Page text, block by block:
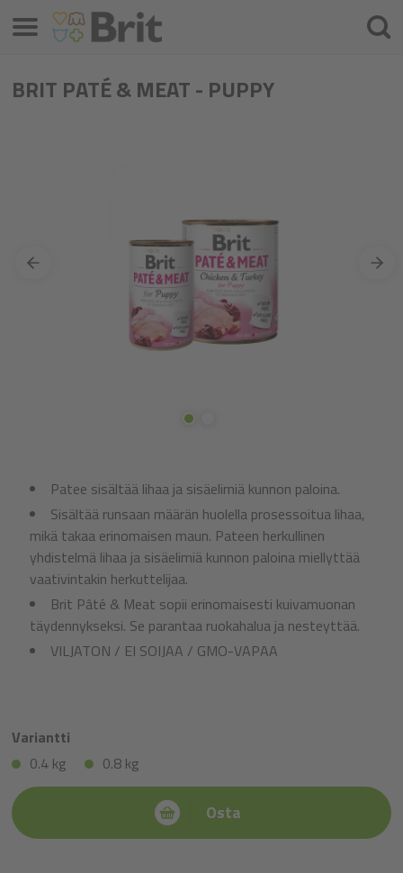
BRIT PATÉ & MEAT - PUPPY
Patee sisältää lihaa ja sisäelimiä kunnon paloina.
Sisältää runsaan määrän huolella prosessoitua lihaa,
mikä takaa erinomaisen maun. Pateen herkullinen
yhdistelmä lihaa ja sisäelimiä kunnon paloina miellyttää
vaativintakin herkuttelijaa.
Brit Pâté & Meat sopii erinomaisesti kuivamuonan
täydennykseksi. Se parantaa ruokahalua ja nesteyttää.
VILJATON / EI SOIJAA / GMO-VAPAA
Variantti
0.4 kg
0.8 kg
Osta
Hae
Valikko